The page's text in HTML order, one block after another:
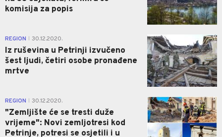
komisija za popis
REGION 30.12.2020.
Iz ruševina u Petrinji izvučeno
šest ljudi, četiri osobe pronađene
mrtve
0
REGION 30.12.2020.
"Zemljište će se tresti duže
vrijeme": Novi zemljotresi kod
Petrinje, potresi se osjetili i u
0